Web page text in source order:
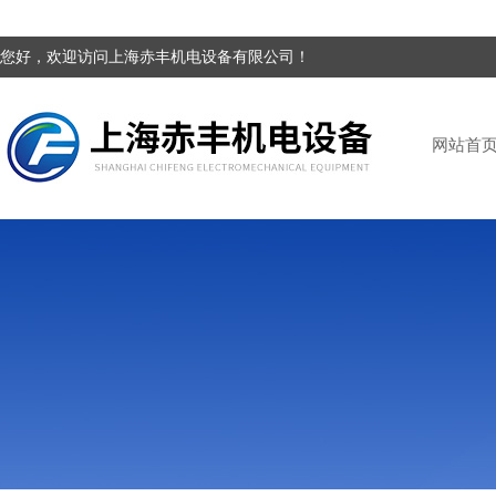
您好，欢迎访问上海赤丰机电设备有限公司！
网站首